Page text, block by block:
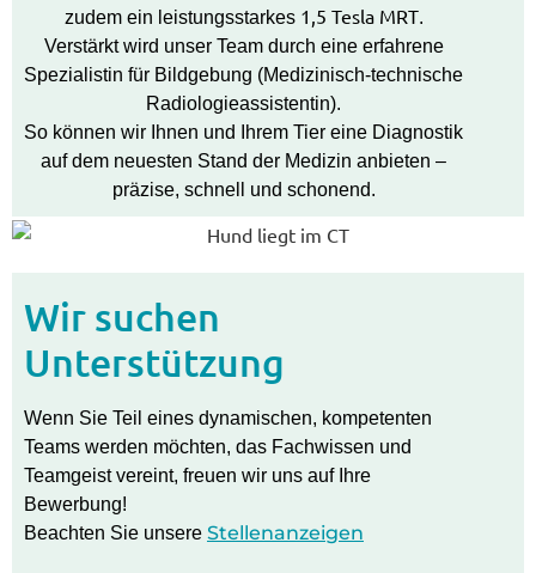
zudem ein leistungsstarkes 1,5 Tesla MRT.
Verstärkt wird unser Team durch eine erfahrene
Spezialistin für Bildgebung (Medizinisch-technische
Radiologieassistentin).
So können wir Ihnen und Ihrem Tier eine Diagnostik
auf dem neuesten Stand der Medizin anbieten –
präzise, schnell und schonend.
Wir suchen
Unterstützung
Wenn Sie Teil eines dynamischen, kompetenten
Teams werden möchten, das Fachwissen und
Teamgeist vereint, freuen wir uns auf Ihre
Bewerbung!
Beachten Sie unsere Stellenanzeigen